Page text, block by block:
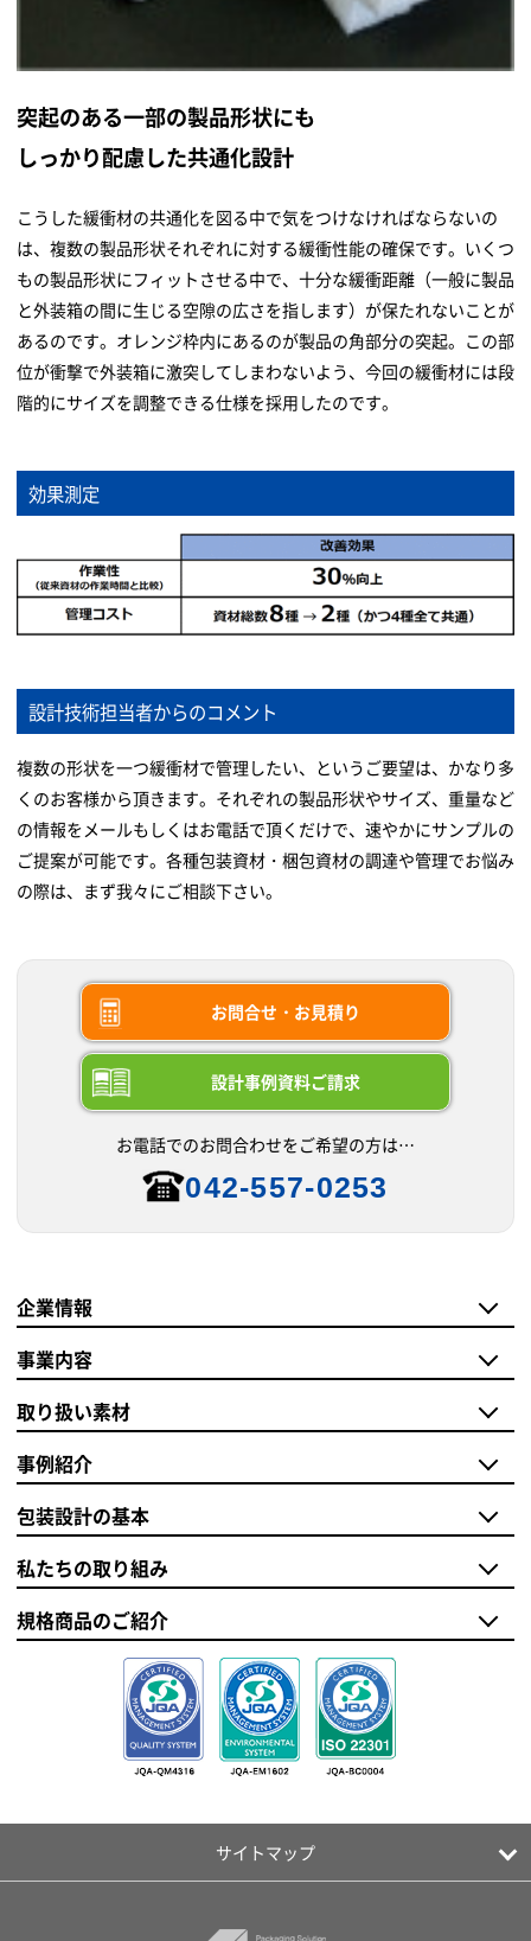
突起のある一部の製品形状にも
しっかり配慮した共通化設計
こうした緩衝材の共通化を図る中で気をつけなければならないの
は、複数の製品形状それぞれに対する緩衝性能の確保です。いくつ
もの製品形状にフィットさせる中で、十分な緩衝距離（一般に製品
と外装箱の間に生じる空隙の広さを指します）が保たれないことが
あるのです。オレンジ枠内にあるのが製品の角部分の突起。この部
位が衝撃で外装箱に激突してしまわないよう、今回の緩衝材には段
階的にサイズを調整できる仕様を採用したのです。
効果測定
設計技術担当者からのコメント
複数の形状を一つ緩衝材で管理したい、というご要望は、かなり多
くのお客様から頂きます。それぞれの製品形状やサイズ、重量など
の情報をメールもしくはお電話で頂くだけで、速やかにサンプルの
ご提案が可能です。各種包装資材・梱包資材の調達や管理でお悩み
の際は、まず我々にご相談下さい。
お問合せ・お見積り
設計事例資料ご請求
お電話でのお問合わせをご希望の方は…
042-557-0253
企業情報
事業内容
取り扱い素材
事例紹介
包装設計の基本
私たちの取り組み
規格商品のご紹介
サイトマップ